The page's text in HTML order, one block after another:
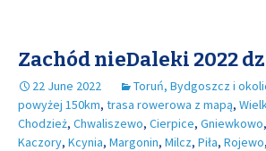
Zachód nieDaleki 2022
22 June 2022 Toruń, Bydgoszcz i
powyżej 150km, trasa rowerowa z mapą,
Chodzież, Chwaliszewo, Cierpice, Gniewkowo,
Kaczory, Kcynia, Margonin, Milcz, Piła, Rojewo,